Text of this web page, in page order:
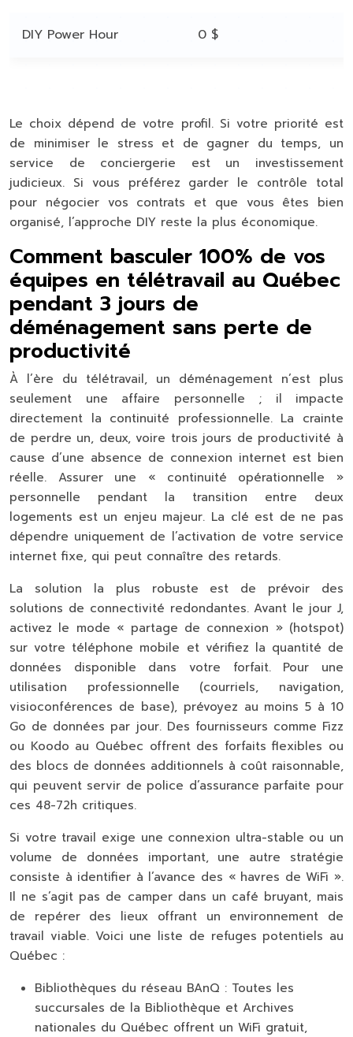
DIY Power Hour 0 $
Le choix dépend de votre profil. Si votre priorité est
de minimiser le stress et de gagner du temps, un
service de conciergerie est un investissement
judicieux. Si vous préférez garder le contrôle total
pour négocier vos contrats et que vous êtes bien
organisé, l’approche DIY reste la plus économique.
Comment basculer 100% de vos
équipes en télétravail au Québec
pendant 3 jours de
déménagement sans perte de
productivité
À l’ère du télétravail, un déménagement n’est plus
seulement une affaire personnelle ; il impacte
directement la continuité professionnelle. La crainte
de perdre un, deux, voire trois jours de productivité à
cause d’une absence de connexion internet est bien
réelle. Assurer une « continuité opérationnelle »
personnelle pendant la transition entre deux
logements est un enjeu majeur. La clé est de ne pas
dépendre uniquement de l’activation de votre service
internet fixe, qui peut connaître des retards.
La solution la plus robuste est de prévoir des
solutions de connectivité redondantes. Avant le jour J,
activez le mode « partage de connexion » (hotspot)
sur votre téléphone mobile et vérifiez la quantité de
données disponible dans votre forfait. Pour une
utilisation professionnelle (courriels, navigation,
visioconférences de base), prévoyez au moins 5 à 10
Go de données par jour. Des fournisseurs comme Fizz
ou Koodo au Québec offrent des forfaits flexibles ou
des blocs de données additionnels à coût raisonnable,
qui peuvent servir de police d’assurance parfaite pour
ces 48-72h critiques.
Si votre travail exige une connexion ultra-stable ou un
volume de données important, une autre stratégie
consiste à identifier à l’avance des « havres de WiFi ».
Il ne s’agit pas de camper dans un café bruyant, mais
de repérer des lieux offrant un environnement de
travail viable. Voici une liste de refuges potentiels au
Québec :
Bibliothèques du réseau BAnQ : Toutes les
succursales de la Bibliothèque et Archives
nationales du Québec offrent un WiFi gratuit,